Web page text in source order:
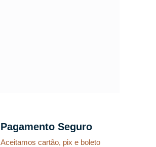
Pagamento Seguro
Aceitamos cartão, pix e boleto